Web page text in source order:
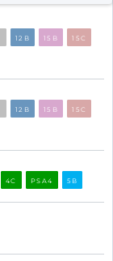
12B 15B 15C
12B 15B 15C
4C PSA4 5B